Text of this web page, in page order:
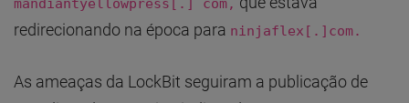
mandiantyellowpress[.] com,
redirecionando na época para ninjaflex[.]com.
As ameaças da LockBit seguiram a publicação de